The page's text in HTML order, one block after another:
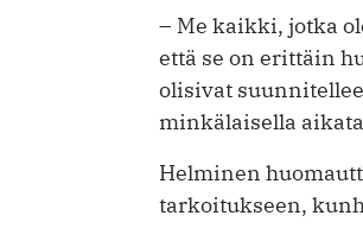
– Me kaikki, jotka
että se on erittäin
olisivat
minkälaisella
Helminen
tarkoitukseen,